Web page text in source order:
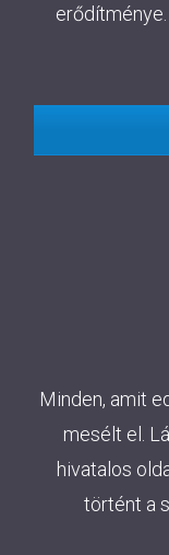
Minden, amit
mesélt el.
hivatalos
történt a